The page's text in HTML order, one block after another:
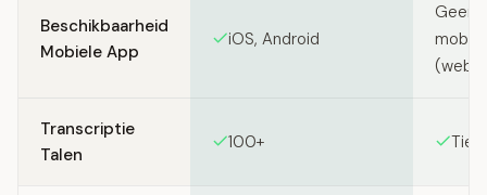
Beschikbaarheid
Mobiele App
iOS, Android
Geen
Transcriptie
Talen
100+